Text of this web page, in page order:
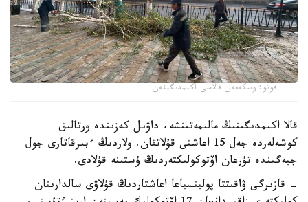
فوتو: وسكەمەن قالاسى اكىمدىگىنەن
قالا اكىمدىگىنىڭ مالىمەتىنشە، داۋىل كەزىندە ورتالىق
كوشەلەردە جەل 15 اعاشتى قۇلاتقان. ولاردىڭ ءبىرقاتارى جول
جيەگىندە تۇرعان اۆتوكولىكتەردىڭ ۇستىنە قۇلادى.
- قازىرگى ۋاقىتتا پوليتسياعا اعاشتاردىڭ قۇلاۋى سالدارىنان